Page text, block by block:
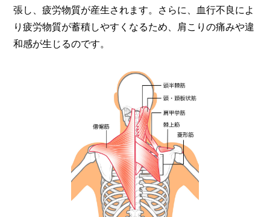
張し、疲労物質が産生されます。さらに、血行不良によ
り疲労物質が蓄積しやすくなるため、肩こりの痛みや違
和感が生じるのです。